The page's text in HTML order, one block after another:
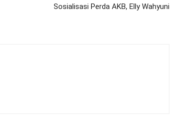
Sosialisasi Perda AKB, Elly Wahyuni